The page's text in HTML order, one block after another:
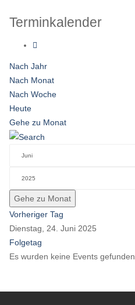
Terminkalender
Nach Jahr
Nach Monat
Nach Woche
Heute
Gehe zu Monat
Gehe zu Monat
Vorheriger Tag
Dienstag, 24. Juni 2025
Folgetag
Es wurden keine Events gefunden